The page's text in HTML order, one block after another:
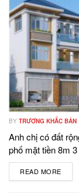
BY TRƯƠNG KHẮC BẢN
Anh chị có đất
phố mặt tiền 8m
READ MORE